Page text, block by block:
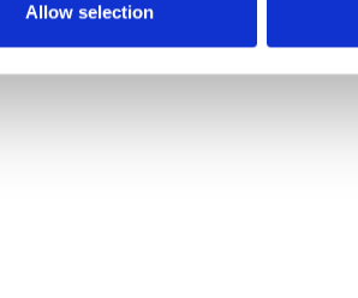
Allow selection